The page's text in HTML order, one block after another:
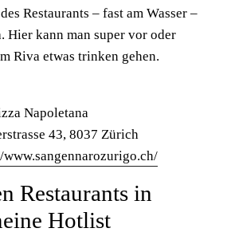
Restaurants – fast am Wasser –
Hier kann man super vor oder
Riva etwas trinken gehen.
Napoletana
43, 8037 Zürich